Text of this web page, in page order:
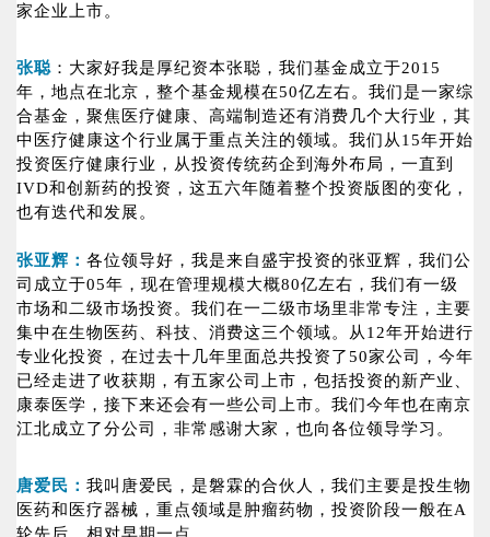
家企业上市。
张聪 ：大家好我是厚纪资本张聪，我们基金成立于2015
年，地点在北京，整个基金规模在50亿左右。我们是一家综
合基金，聚焦医疗健康、高端制造还有消费几个大行业，其
中医疗健康这个行业属于重点关注的领域。我们从15年开始
投资医疗健康行业，从投资传统药企到海外布局，一直到
IVD和创新药的投资，这五六年随着整个投资版图的变化，
也有迭代和发展。
张亚辉： 各位领导好，我是来自盛宇投资的张亚辉，我们公
司成立于05年，现在管理规模大概80亿左右，我们有一级
市场和二级市场投资。我们在一二级市场里非常专注，主要
集中在生物医药、科技、消费这三个领域。从12年开始进行
专业化投资，在过去十几年里面总共投资了50家公司，今年
已经走进了收获期，有五家公司上市，包括投资的新产业、
康泰医学，接下来还会有一些公司上市。我们今年也在南京
江北成立了分公司，非常感谢大家，也向各位领导学习。
唐爱民： 我叫唐爱民，是磐霖的合伙人，我们主要是投生物
医药和医疗器械，重点领域是肿瘤药物，投资阶段一般在A
轮先后，相对早期一点。